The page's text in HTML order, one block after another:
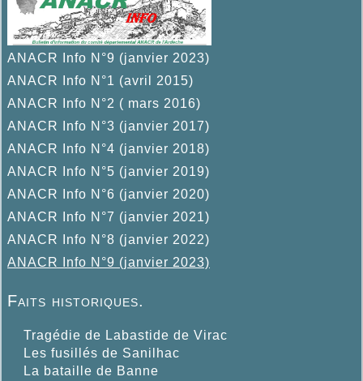
ANACR Info N°9 (janvier 2023)
ANACR Info N°1 (avril 2015)
ANACR Info N°2 ( mars 2016)
ANACR Info N°3 (janvier 2017)
ANACR Info N°4 (janvier 2018)
ANACR Info N°5 (janvier 2019)
ANACR Info N°6 (janvier 2020)
ANACR Info N°7 (janvier 2021)
ANACR Info N°8 (janvier 2022)
ANACR Info N°9 (janvier 2023)
Faits historiques.
Tragédie de Labastide de Virac
Les fusillés de Sanilhac
La bataille de Banne